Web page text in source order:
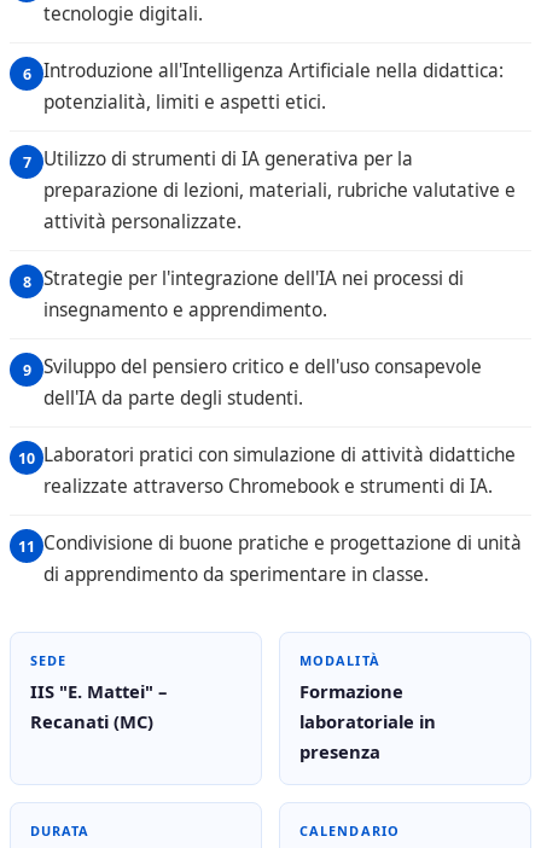
tecnologie digitali.
Introduzione all'Intelligenza Artificiale nella didattica:
potenzialità, limiti e aspetti etici.
Utilizzo di strumenti di IA generativa per la
preparazione di lezioni, materiali, rubriche valutative e
attività personalizzate.
Strategie per l'integrazione dell'IA nei processi di
insegnamento e apprendimento.
Sviluppo del pensiero critico e dell'uso consapevole
dell'IA da parte degli studenti.
Laboratori pratici con simulazione di attività didattiche
realizzate attraverso Chromebook e strumenti di IA.
Condivisione di buone pratiche e progettazione di unità
di apprendimento da sperimentare in classe.
SEDE
IIS "E. Mattei" –
Recanati (MC)
MODALITÀ
Formazione
laboratoriale in
presenza
DURATA CALENDARIO